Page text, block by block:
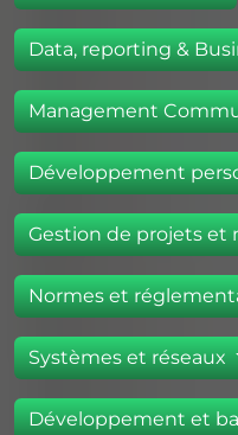
Data, reporting &
Management
Développement
Gestion de projets
Normes et
Systèmes et réseaux
Développement et